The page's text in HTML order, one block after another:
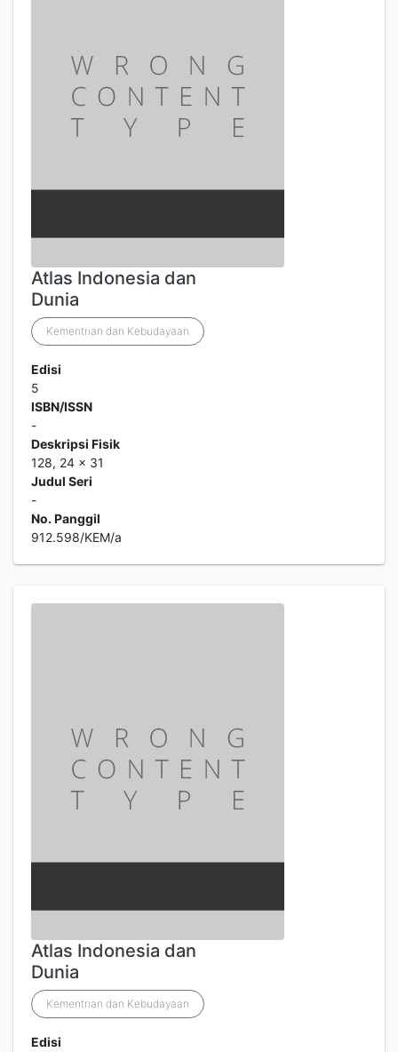
Atlas Indonesia dan
Dunia
Kementrian dan Kebudayaan
Edisi
5
ISBN/ISSN
-
Deskripsi Fisik
128, 24 x 31
Judul Seri
-
No. Panggil
912.598/KEM/a
Atlas Indonesia dan
Dunia
Kementrian dan Kebudayaan
Edisi